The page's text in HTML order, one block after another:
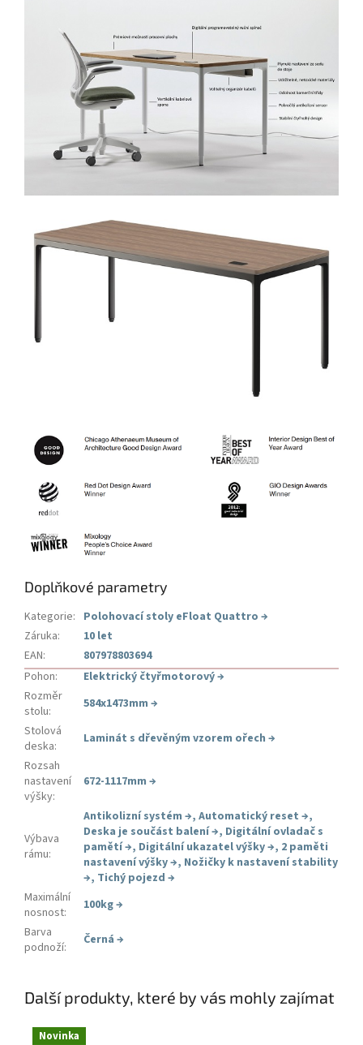
Doplňkové parametry
Kategorie: Polohovací stoly eFloat Quattro →
Záruka:
10 let
EAN:
807978803694
Pohon: Elektrický čtyřmotorový→
Rozměr
stolu: 584x1473mm →
Stolová
deska: Laminát s dřevěným vzorem ořech →
Rozsah
nastavení
výšky:
672-1117mm →
Výbava
rámu:
Antikolizní systém →, Automatický reset →,
Deska je součást balení→, Digitální ovladač s
pamětí→, Digitální ukazatel výšky→, 2 paměti
nastavení výšky→, Nožičky k nastavení stability
→, Tichý pojezd →
Maximální
nosnost: 100kg→
Barva
podnoží: Černá →
Další produkty, které by vás mohly zajímat
Novinka